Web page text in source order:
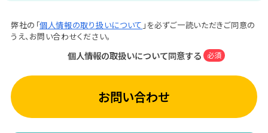
弊社の「個人情報の取り扱いについて 」を必ずご一読いただきご同意の
うえ、お問い合わせください。
個人情報の取扱いについて同意する 必須
お問い合わせ